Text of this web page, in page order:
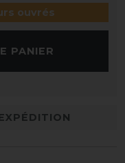
ouvrés
PANIER